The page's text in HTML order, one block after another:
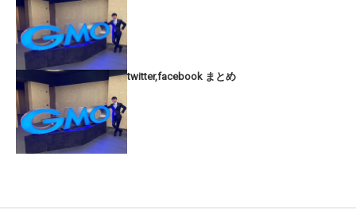
twitter,facebook まとめ